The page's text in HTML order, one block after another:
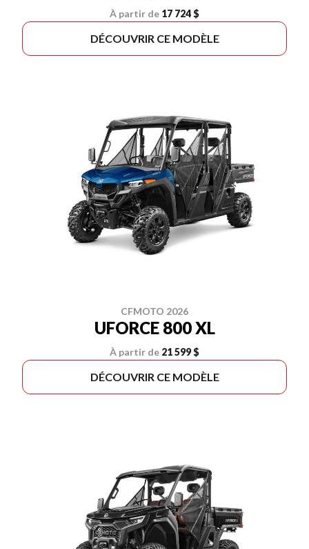
À partir de 17 724 $
DÉCOUVRIR CE MODÈLE
CFMOTO 2026
UFORCE 800 XL
À partir de 21 599 $
DÉCOUVRIR CE MODÈLE